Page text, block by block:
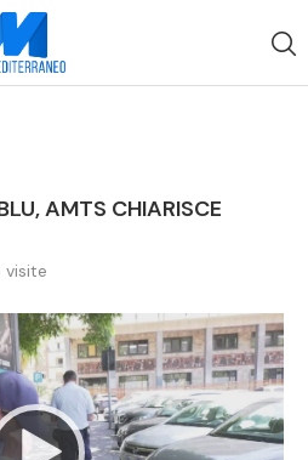
AMTS CHIARISCE
visite
Video
Player